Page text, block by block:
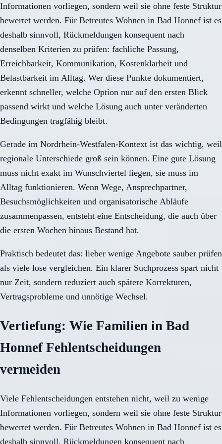
Informationen vorliegen, sondern weil sie ohne feste Struktur
bewertet werden. Für Betreutes Wohnen in Bad Honnef ist es
deshalb sinnvoll, Rückmeldungen konsequent nach
denselben Kriterien zu prüfen: fachliche Passung,
Erreichbarkeit, Kommunikation, Kostenklarheit und
Belastbarkeit im Alltag. Wer diese Punkte dokumentiert,
erkennt schneller, welche Option nur auf den ersten Blick
passend wirkt und welche Lösung auch unter veränderten
Bedingungen tragfähig bleibt.
Gerade im Nordrhein-Westfalen-Kontext ist das wichtig, weil
regionale Unterschiede groß sein können. Eine gute Lösung
muss nicht exakt im Wunschviertel liegen, sie muss im
Alltag funktionieren. Wenn Wege, Ansprechpartner,
Besuchsmöglichkeiten und organisatorische Abläufe
zusammenpassen, entsteht eine Entscheidung, die auch über
die ersten Wochen hinaus Bestand hat.
Praktisch bedeutet das: lieber wenige Angebote sauber prüfen
als viele lose vergleichen. Ein klarer Suchprozess spart nicht
nur Zeit, sondern reduziert auch spätere Korrekturen,
Vertragsprobleme und unnötige Wechsel.
Vertiefung: Wie Familien in Bad
Honnef Fehlentscheidungen
vermeiden
Viele Fehlentscheidungen entstehen nicht, weil zu wenige
Informationen vorliegen, sondern weil sie ohne feste Struktur
bewertet werden. Für Betreutes Wohnen in Bad Honnef ist es
deshalb sinnvoll, Rückmeldungen konsequent nach